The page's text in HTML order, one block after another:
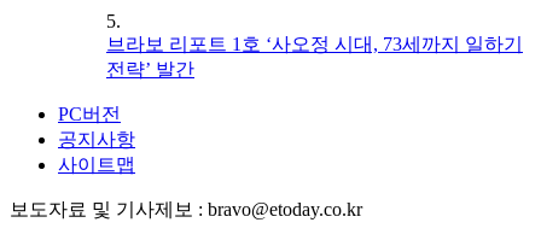
5.
브라보 리포트 1호 ‘사오정 시대, 73세까지 일하기
전략’ 발간
PC버전
공지사항
사이트맵
보도자료 및 기사제보 : bravo@etoday.co.kr